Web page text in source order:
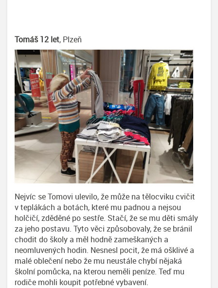
Tomáš 12 let, Plzeň
Nejvíc se Tomovi ulevilo, že může na tělocviku cvičit
v teplákách a botách, které mu padnou a nejsou
holčičí, zděděné po sestře. Stačí, že se mu děti smály
za jeho postavu. Tyto věci způsobovaly, že se bránil
chodit do školy a měl hodně zameškaných a
neomluvených hodin. Nesnesl pocit, že má ošklivé a
malé oblečení nebo že mu neustále chybí nějaká
školní pomůcka, na kterou neměli peníze. Teď mu
rodiče mohli koupit potřebné vybavení.